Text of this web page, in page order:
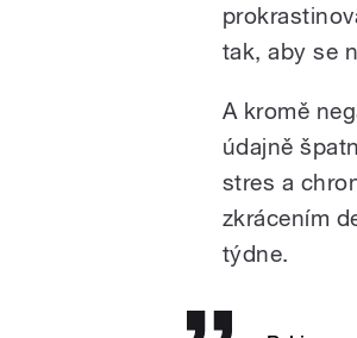
tak, aby se
A kromě
údajně
stres a
zkrácením
týdne.